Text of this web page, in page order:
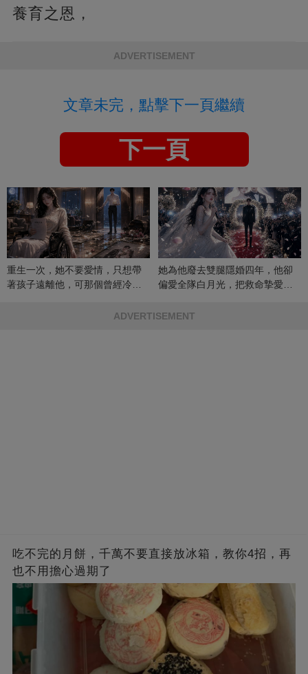
養育之恩，
ADVERTISEMENT
文章未完，點擊下一頁繼續
下一頁
重生一次，她不要愛情，只想帶
著孩子遠離他，可那個曾經冷漠
她為他廢去雙腿隱婚四年，他卻
偏愛全隊白月光，把救命摯愛當
ADVERTISEMENT
吃不完的月餅，千萬不要直接放冰箱，教你4招，再
也不用擔心過期了